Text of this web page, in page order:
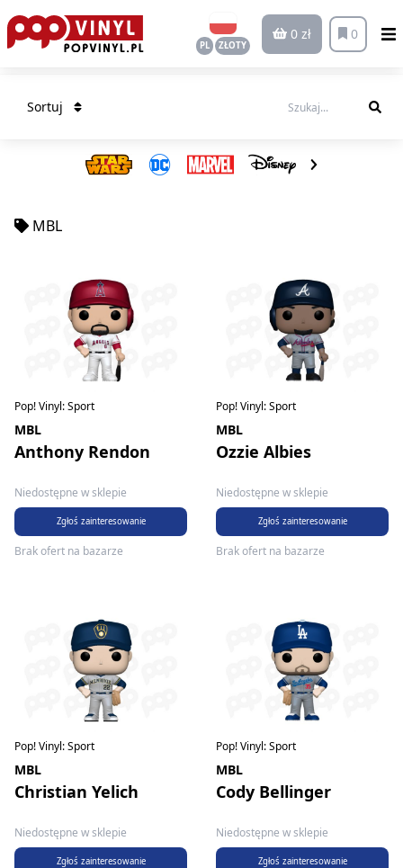
PL ZŁOTY
0 zł 0
Sortuj
MBL
Pop! Vinyl: Sport
MBL
Anthony Rendon
Niedostępne w sklepie
Zgłoś zainteresowanie
Brak ofert na bazarze
Pop! Vinyl: Sport
MBL
Ozzie Albies
Niedostępne w sklepie
Zgłoś zainteresowanie
Brak ofert na bazarze
Pop! Vinyl: Sport
MBL
Christian Yelich
Niedostępne w sklepie
Zgłoś zainteresowanie
Pop! Vinyl: Sport
MBL
Cody Bellinger
Niedostępne w sklepie
Zgłoś zainteresowanie